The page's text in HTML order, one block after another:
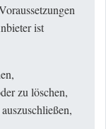
ist
zu löschen,